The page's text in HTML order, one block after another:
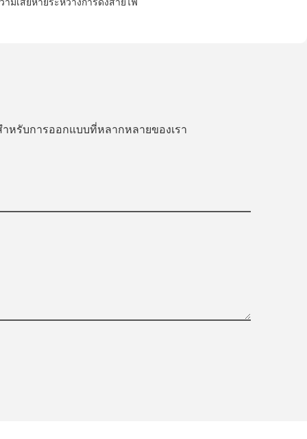
หรับการออกแบบที่หลากหลายของเรา